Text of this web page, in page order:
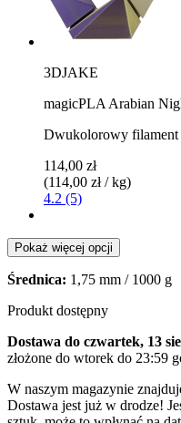
3DJAKE
magicPLA Arabian
Dwukolorowy
114,00 zł
(114,00 zł / kg)
4.2 (5)
Pokaż więcej opcji
Średnica: 1,75 mm / 1000 g
Produkt dostępny
Dostawa do czwartek, 13
złożone do wtorek do 23:59
W naszym magazynie
Dostawa jest już w drodze!